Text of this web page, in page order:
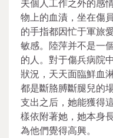
夫個人工作之外的感
物上的血漬，坐在傷
的手指都因忙于軍旅
敏感。陸萍并不是一
的人。對于傷兵病院
狀況，天天面臨鮮血
都是斷胳膊斷腿兒的
支出之后，她能獲得
樣依附著她，她本身
為他們覺得高興。